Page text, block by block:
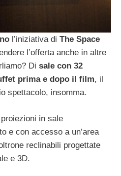
l’iniziativa di The Space
l’offerta anche in altre
Di sale con 32
prima e dopo il film, il
spettacolo, insomma.
in sale
e con accesso a un’area
reclinabili progettate
e 3D.